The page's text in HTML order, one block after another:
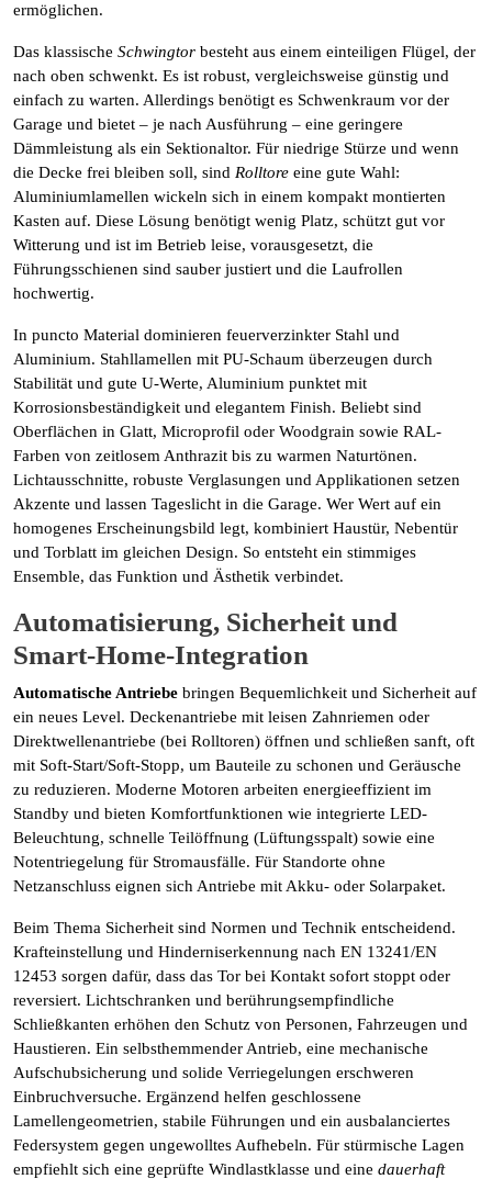
ermöglichen.
Das klassische Schwingtor besteht aus einem einteiligen Flügel, der
nach oben schwenkt. Es ist robust, vergleichsweise günstig und
einfach zu warten. Allerdings benötigt es Schwenkraum vor der
Garage und bietet – je nach Ausführung – eine geringere
Dämmleistung als ein Sektionaltor. Für niedrige Stürze und wenn
die Decke frei bleiben soll, sind Rolltore eine gute Wahl:
Aluminiumlamellen wickeln sich in einem kompakt montierten
Kasten auf. Diese Lösung benötigt wenig Platz, schützt gut vor
Witterung und ist im Betrieb leise, vorausgesetzt, die
Führungsschienen sind sauber justiert und die Laufrollen
hochwertig.
In puncto Material dominieren feuerverzinkter Stahl und
Aluminium. Stahllamellen mit PU-Schaum überzeugen durch
Stabilität und gute U-Werte, Aluminium punktet mit
Korrosionsbeständigkeit und elegantem Finish. Beliebt sind
Oberflächen in Glatt, Microprofil oder Woodgrain sowie RAL-
Farben von zeitlosem Anthrazit bis zu warmen Naturtönen.
Lichtausschnitte, robuste Verglasungen und Applikationen setzen
Akzente und lassen Tageslicht in die Garage. Wer Wert auf ein
homogenes Erscheinungsbild legt, kombiniert Haustür, Nebentür
und Torblatt im gleichen Design. So entsteht ein stimmiges
Ensemble, das Funktion und Ästhetik verbindet.
Automatisierung, Sicherheit und
Smart-Home-Integration
Automatische Antriebe bringen Bequemlichkeit und Sicherheit auf
ein neues Level. Deckenantriebe mit leisen Zahnriemen oder
Direktwellenantriebe (bei Rolltoren) öffnen und schließen sanft, oft
mit Soft-Start/Soft-Stopp, um Bauteile zu schonen und Geräusche
zu reduzieren. Moderne Motoren arbeiten energieeffizient im
Standby und bieten Komfortfunktionen wie integrierte LED-
Beleuchtung, schnelle Teilöffnung (Lüftungsspalt) sowie eine
Notentriegelung für Stromausfälle. Für Standorte ohne
Netzanschluss eignen sich Antriebe mit Akku- oder Solarpaket.
Beim Thema Sicherheit sind Normen und Technik entscheidend.
Krafteinstellung und Hinderniserkennung nach EN 13241/EN
12453 sorgen dafür, dass das Tor bei Kontakt sofort stoppt oder
reversiert. Lichtschranken und berührungsempfindliche
Schließkanten erhöhen den Schutz von Personen, Fahrzeugen und
Haustieren. Ein selbsthemmender Antrieb, eine mechanische
Aufschubsicherung und solide Verriegelungen erschweren
Einbruchversuche. Ergänzend helfen geschlossene
Lamellengeometrien, stabile Führungen und ein ausbalanciertes
Federsystem gegen ungewolltes Aufhebeln. Für stürmische Lagen
empfiehlt sich eine geprüfte Windlastklasse und eine dauerhaft